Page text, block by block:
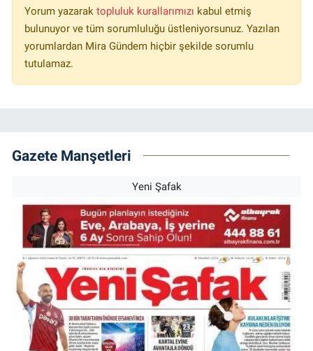
Yorum yazarak topluluk kurallarımızı kabul etmiş
bulunuyor ve tüm sorumluluğu üstleniyorsunuz. Yazılan
yorumlardan Mira Gündem hiçbir şekilde sorumlu
tutulamaz.
Gazete Manşetleri
Yeni Şafak